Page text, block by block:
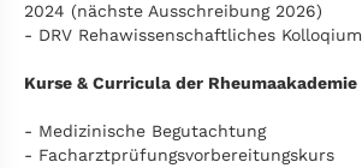
2024 (nächste Ausschreibung 2026)
- DRV Rehawissenschaftliches Kolloqium
Kurse & Curricula der Rheumaakademie
- Medizinische Begutachtung
- Facharztprüfungsvorbereitungskurs